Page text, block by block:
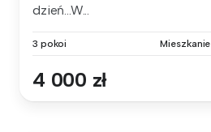
dzień...W...
3 pokoi Mieszkanie
4 000 zł